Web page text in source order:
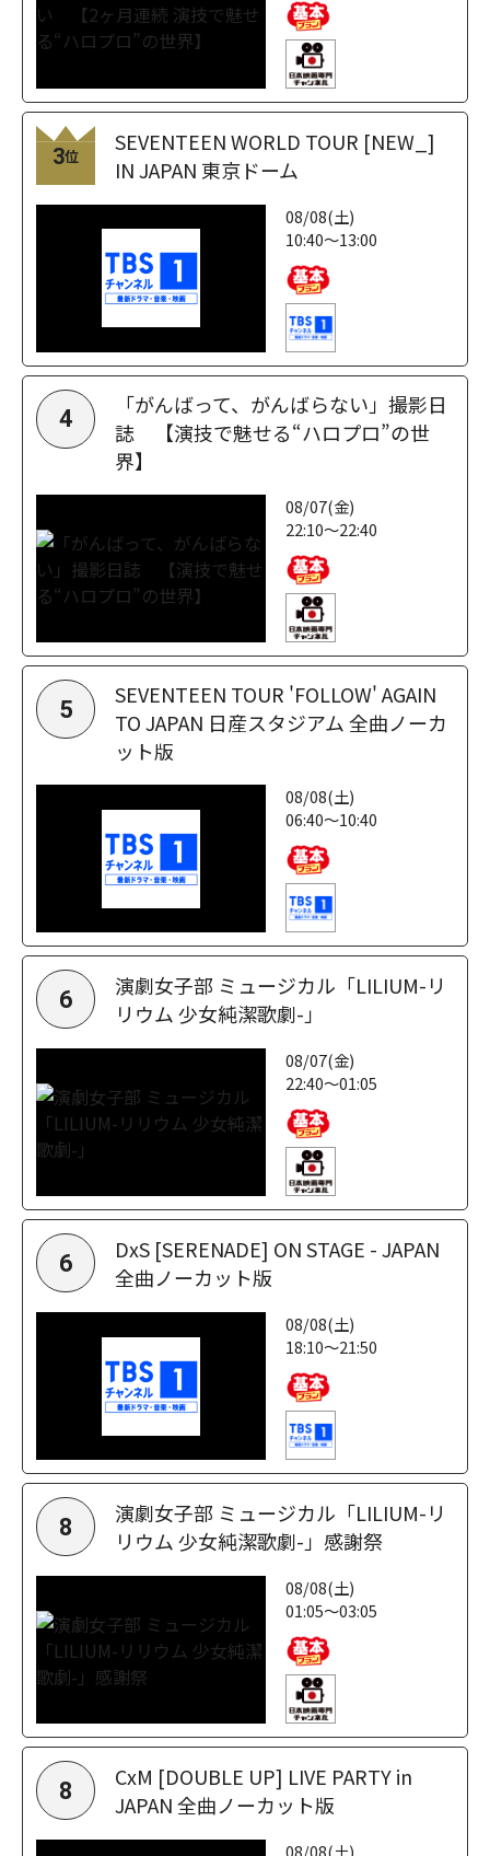
3位
SEVENTEEN WORLD TOUR [NEW_]
IN JAPAN 東京ドーム
08/08(土)
10:40～13:00
4
「がんばって、がんばらない」撮影日
誌 【演技で魅せる“ハロプロ”の世
界】
08/07(金)
22:10～22:40
5
SEVENTEEN TOUR 'FOLLOW' AGAIN
TO JAPAN 日産スタジアム 全曲ノーカ
ット版
08/08(土)
06:40～10:40
6
演劇女子部 ミュージカル「LILIUM-リ
リウム 少女純潔歌劇-」
08/07(金)
22:40～01:05
6
DxS [SERENADE] ON STAGE - JAPAN
全曲ノーカット版
08/08(土)
18:10～21:50
8
演劇女子部 ミュージカル「LILIUM-リ
リウム 少女純潔歌劇-」感謝祭
08/08(土)
01:05～03:05
8
CxM [DOUBLE UP] LIVE PARTY in
JAPAN 全曲ノーカット版
08/08(土)